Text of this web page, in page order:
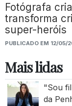
Fotógrafa
transforma
super-heróis
PUBLICADO EM 12/05/
Mais lidas
"Sou
da